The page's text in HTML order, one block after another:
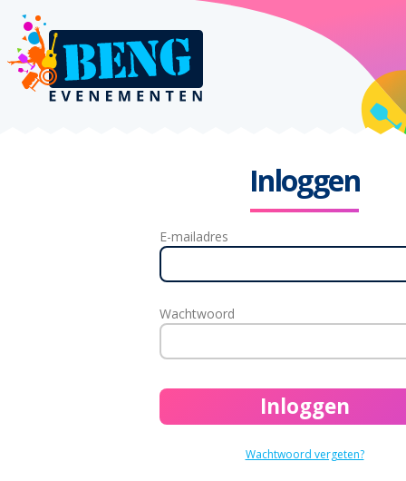
Inloggen
E-mailadres
Wachtwoord
Wachtwoord vergeten?